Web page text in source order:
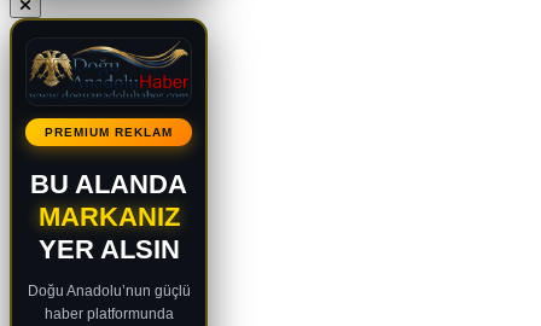
PREMIUM REKLAM
BU ALANDA
MARKANIZ
YER ALSIN
Doğu Anadolu’nun güçlü
haber platformunda